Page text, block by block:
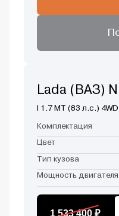
Lada (ВАЗ)
I 1.7 MT (83 л.с.) 4WD
Комплектация
Цвет
Тип кузова
Мощность двигателя
1 533 400 ₽